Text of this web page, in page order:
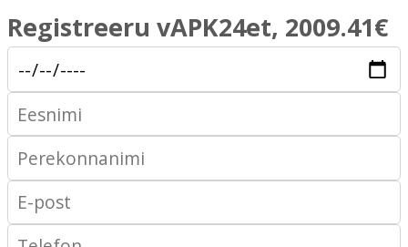
Registreeru vAPK24et, 2009.41€